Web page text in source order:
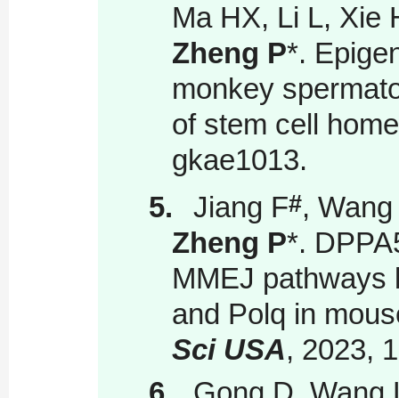
Ma HX, Li L,
Zheng P*.
monkey
of stem cell
gkae1013.
5.
Jiang F#,
Zheng P*.
MMEJ pathways
and Polq in
Sci USA, 2023,